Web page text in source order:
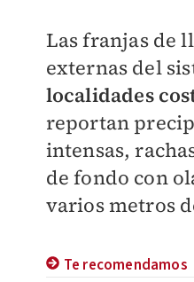
Las franjas de
externas del
localidades
reportan
intensas,
de fondo con
varios metros
Te recomendamos